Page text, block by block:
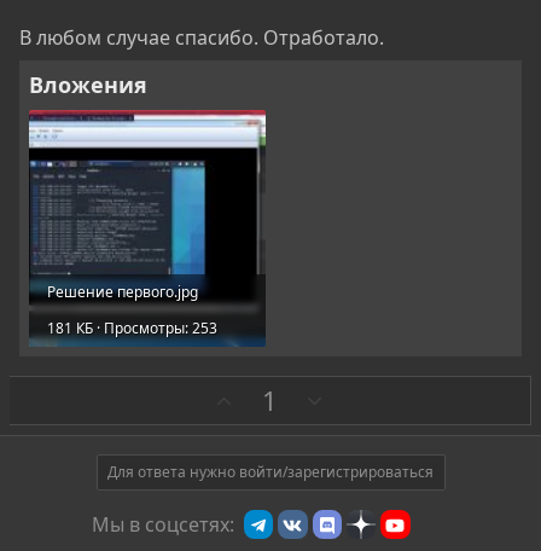
В любом случае спасибо. Отработало.
Вложения
Решение первого.jpg
181 КБ · Просмотры: 253
а
1
р
о
т
и
в
Для ответа нужно войти/зарегистрироваться
Мы в соцсетях: